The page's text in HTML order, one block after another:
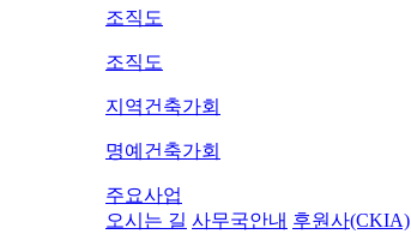
조직도
조직도
지역건축가회
명예건축가회
주요사업
오시는 길 사무국안내 후원사(CKIA)